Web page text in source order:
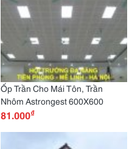
Ốp Trần Cho Mái Tôn, Trần
Nhôm Astrongest 600X600
81.000₫